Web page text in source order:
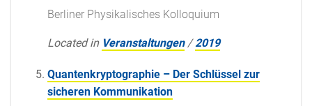
Berliner Physikalisches Kolloquium
Located in Veranstaltungen /2019
Quantenkryptographie – Der Schlüssel zur
sicheren Kommunikation